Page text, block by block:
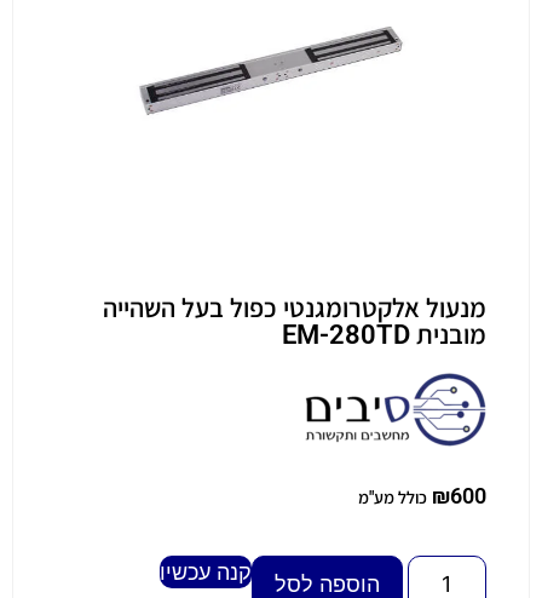
מנעול אלקטרומגנטי כפול בעל השהייה
מובנית EM-280TD
₪600 כולל מע"מ
הוספה לסל קנה עכשיו